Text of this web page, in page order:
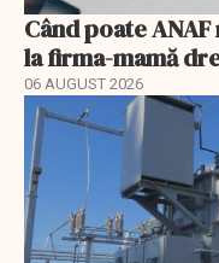
Când poate
la firma-mamă
06 AUGUST 2026